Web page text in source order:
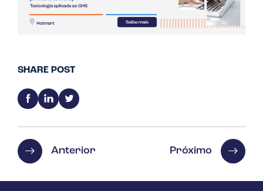
SHARE POST
Anterior Próximo